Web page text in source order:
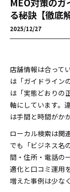
る秘訣【徹底
2025/12/27
店舗情報は合って
は「ガイドライン
は「実態どおりの
軸にしています。
は手間と時間がか
ローカル検索は関
でも「ビジネス名
間・住所・電話の
適化と口コミ運用
増えた事例は少な